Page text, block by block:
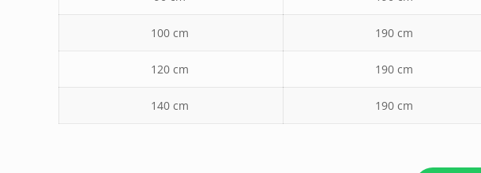
100 cm 190 cm
120 cm 190 cm
140 cm 190 cm